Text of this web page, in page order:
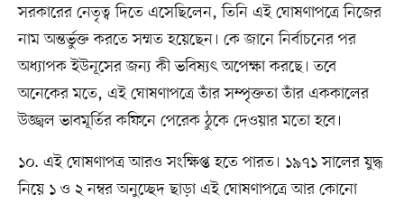
সরকারের নেতৃত্ব দিতে এসেছিলেন, তিনি এই ঘোষণাপত্রে নিজের
নাম অন্তর্ভুক্ত করতে সম্মত হয়েছেন। কে জানে নির্বাচনের পর
অধ্যাপক ইউনূসের জন্য কী ভবিষ্যৎ অপেক্ষা করছে। তবে
অনেকের মতে, এই ঘোষণাপত্রে তাঁর সম্পৃক্ততা তাঁর এককালের
উজ্জ্বল ভাবমূর্তির কফিনে পেরেক ঠুকে দেওয়ার মতো হবে।
১০. এই ঘোষণাপত্র আরও সংক্ষিপ্ত হতে পারত। ১৯৭১ সালের যুদ্ধ
নিয়ে ১ ও ২ নম্বর অনুচ্ছেদ ছাড়া এই ঘোষণাপত্রে আর কোনো